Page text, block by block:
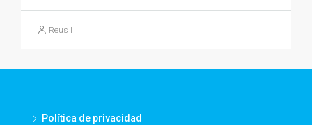
Reus I
Política de privacidad